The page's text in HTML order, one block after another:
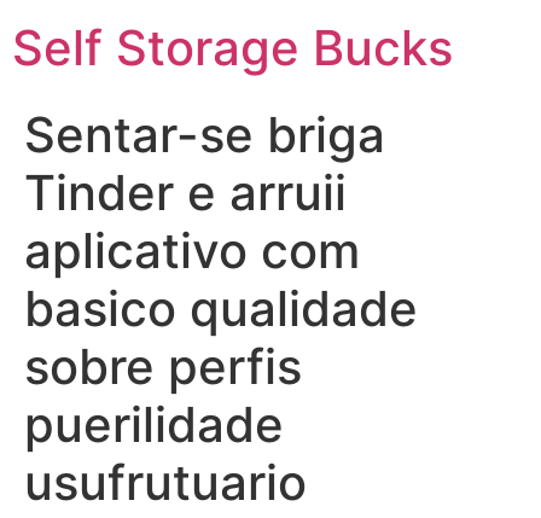
Self Storage Bucks
Sentar-se briga
Tinder e arruii
aplicativo com
basico qualidade
sobre perfis
puerilidade
usufrutuario